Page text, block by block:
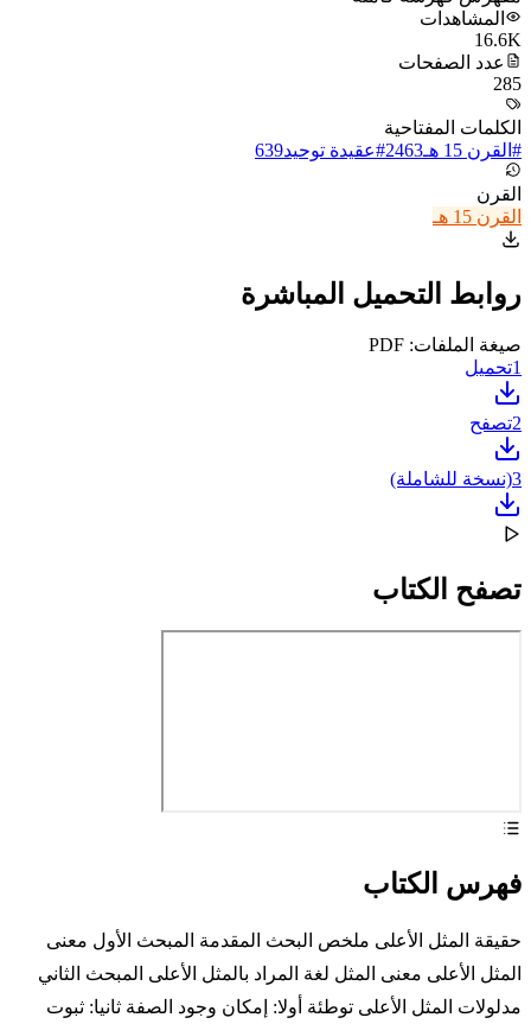
المشاهدات
16.6K
عدد الصفحات
285
الكلمات المفتاحية
# القرن 15 هـ 2463
#عقيدة توحيد639
القرن
القرن 15 هـ
روابط التحميل المباشرة
صيغة الملفات: PDF
1تحميل
2تصفح
3(نسخة للشاملة)
تصفح الكتاب
فهرس الكتاب
حقيقة المثل الأعلى ملخص البحث المقدمة المبحث الأول معنى
المثل الأعلى معنى المثل لغة المراد بالمثل الأعلى المبحث الثاني
مدلولات المثل الأعلى توطئة أولا: إمكان وجود الصفة ثانيا: ثبوت